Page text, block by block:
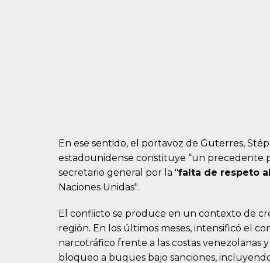
En ese sentido, el portavoz de Guterres,
estadounidense constituye “un precedente
secretario general por la "falta de respeto
Naciones Unidas".
El conflicto se produce en un contexto de
región. En los últimos meses, intensificó el
narcotráfico frente a las costas venezolanas
bloqueo a buques bajo sanciones,